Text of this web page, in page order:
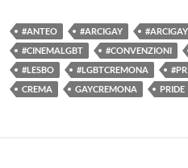
#ANTEO #ARCIGAY
#CINEMALGBT
#CONVENZIONI
#LESBO
#LGBTCREMONA
CREMA
GAYCREMONA PRIDE